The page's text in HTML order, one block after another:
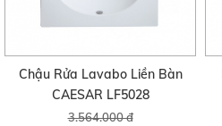
Chậu Rửa Lavabo Liền Bàn
CAESAR LF5028
3.564.000 đ